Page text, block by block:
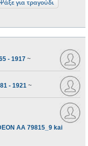
- 1917 ~
- 1921 ~
AA 79815_9 kai